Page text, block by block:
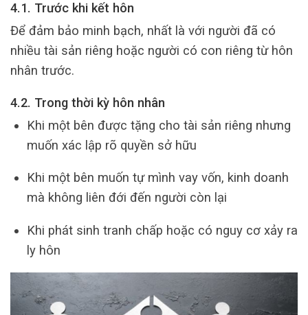
4.1. Trước khi kết hôn
Để đảm bảo minh bạch, nhất là với người đã có
nhiều tài sản riêng hoặc người có con riêng từ hôn
nhân trước.
4.2. Trong thời kỳ hôn nhân
Khi một bên được tặng cho tài sản riêng nhưng
muốn xác lập rõ quyền sở hữu
Khi một bên muốn tự mình vay vốn, kinh doanh
mà không liên đới đến người còn lại
Khi phát sinh tranh chấp hoặc có nguy cơ xảy ra
ly hôn